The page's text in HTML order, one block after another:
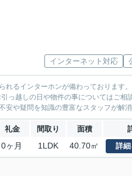
インターネット対応
るインターホンが備わっております
っ越しの日や物件の事についてはご相
安や疑問を知識の豊富なスタッフが解
礼金 間取り 面積
0ヶ月 1LDK 40.70㎡ 詳